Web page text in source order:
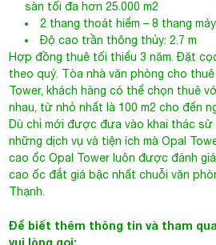
cao ốc đắt giá bậc nhất chuỗi văn
Thạnh.
Để biết thêm thông tin và tham
vui lòng gọi:
Hotline – Your Office: 0944.684.986
mọi dịch vụ.
F. Bản đồ- Nguyễn Hữu Cảnh
OPAL TOWER